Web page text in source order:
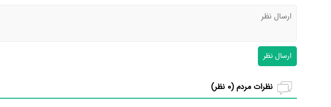
ارسال نظر
نظرات مردم (0 نظر)